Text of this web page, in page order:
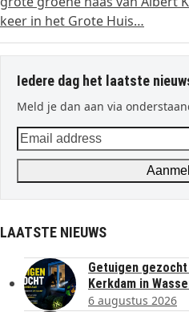
keer in het Grote Huis…
Iedere dag het laatste
Meld je dan aan via
Email
address
LAATSTE NIEUWS
Getuigen gezocht
Kerkdam in
6 augustus 2026